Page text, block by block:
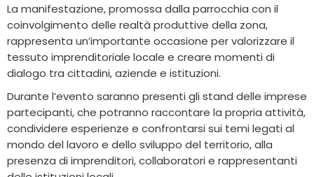
La manifestazione, promossa dalla parrocchia con il
coinvolgimento delle realtà produttive della zona,
rappresenta un’importante occasione per valorizzare il
tessuto imprenditoriale locale e creare momenti di
dialogo tra cittadini, aziende e istituzioni.
Durante l’evento saranno presenti gli stand delle imprese
partecipanti, che potranno raccontare la propria attività,
condividere esperienze e confrontarsi sui temi legati al
mondo del lavoro e dello sviluppo del territorio, alla
presenza di imprenditori, collaboratori e rappresentanti